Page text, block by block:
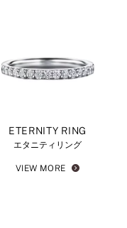
ETERNITY RING
エタニティリング
VIEW MORE